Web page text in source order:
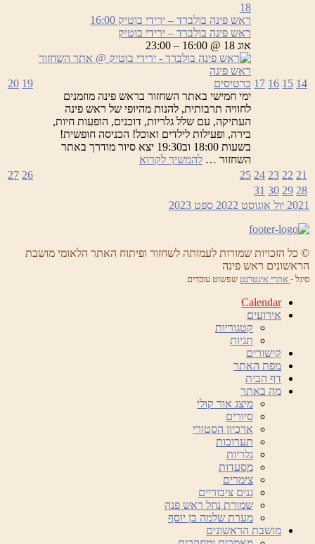
בולברד
–
ירידי
בוטיק
14
15
16
17
18
ראש פינה בולברד – ירידי בוטיק 16:00
ראש פינה בולברד – ירידי בוטיק
אוג 18 @ 16:00 – 23:00
כרטיסים
ימי חמישי באתר השחזור בראש פינה מוזמנים
לחוויה תרבותית, להנות מהיופי של ראש פינה
העתיקה, עם שלל גלריות, דוכנים, הופעות חיות,
בירה, ופעילות לילדים ואוכל! הכניסה חופשית!
בשעות 18:00 וב19:30 יצא סיור מודרך באתר
השחזור … להמשיך לקרוא
19
20
21
22
23
24
25
26
27
28
29
30
31
2021 יול אוגוסט 2022 ספט 2023
© כל הזכויות שמורות לעמותה לשחזור ופיתוח האתר הלאומי מושבת
הראשונים ראש פינה
סיגל - אתרי אינטרנט שפשוט עובדים.
Calendar
אירועים
קטגוריות
תגיות
קישורים
מפת האתר
דף הבית
מה באתר
מיצג אור קולי
סיורים
ארכיון הסטורי
תערוכות
גלריות
מסעדות
צימרים
גנים ציבוריים
שמורת נחל ראש פנה
מערת שלמה בן יוסף
מושבת הראשונים